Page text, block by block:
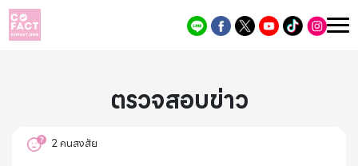
ตรวจสอบข่าว
2คนสงสัย